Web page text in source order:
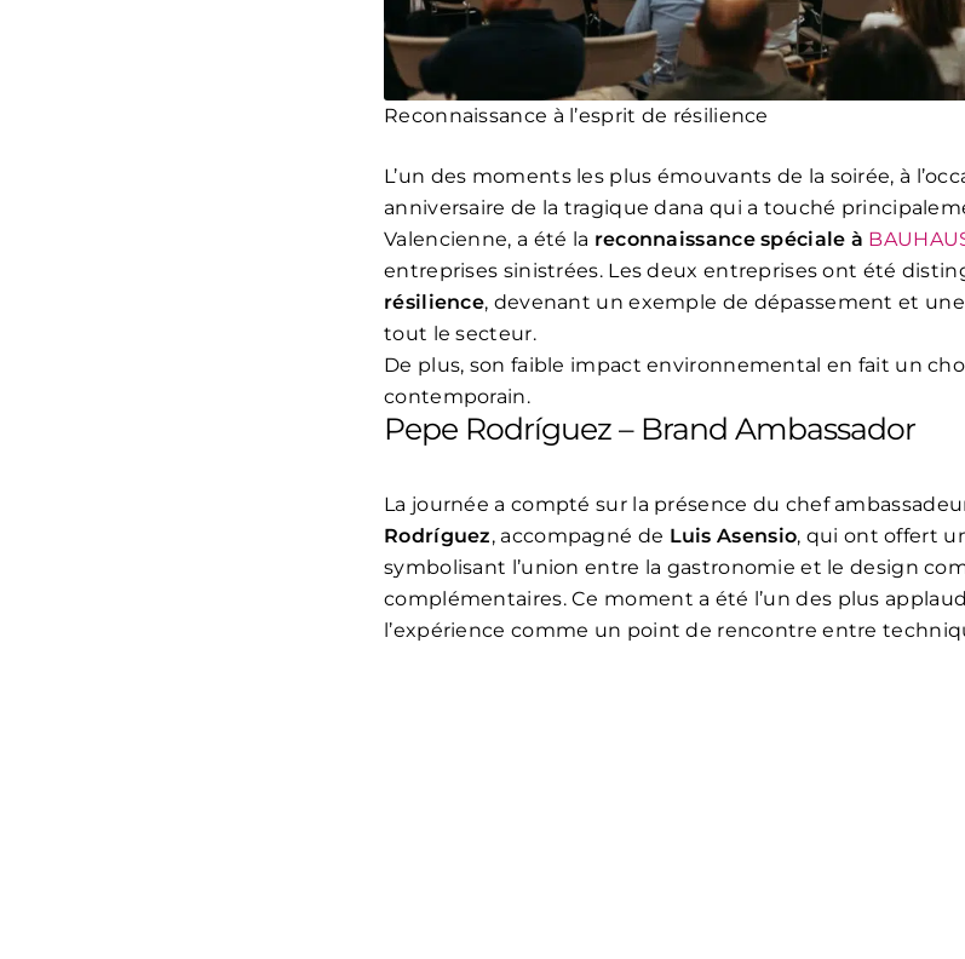
Reconnaissance à l’esprit de résilience
L’un des moments les plus émouvants de la soirée, à
anniversaire de la tragique dana qui a touché
Valencienne, a été la reconnaissance spéciale à
entreprises sinistrées. Les deux entreprises ont été
résilience, devenant un exemple de dépassement et
tout le secteur.
De plus, son faible impact environnemental en fait un
contemporain.
Pepe Rodríguez – Brand Ambassador
La journée a compté sur la présence du chef
Rodríguez, accompagné de Luis Asensio, qui ont offert
symbolisant l’union entre la gastronomie et le design
complémentaires. Ce moment a été l’un des plus
l’expérience comme un point de rencontre entre